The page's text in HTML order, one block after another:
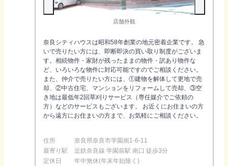
店舗外観
奈良シティハウスは昭和58年創業の地元密着企業です。 急
いで売りたい方には、即断即決の買い取り制度がございま
す。相続物件・家財が残ったままの物件・訳あり物件な
ど、いろいろな物件に対応可能ですのでご相談ください。
また、仲介で売りたい方には、①建物を解体して更地で売
却、②中古住宅、マンションをリフォームして売却、③空
き地は最低年2回草刈りサービス（専任媒介でご依頼の
方）などのサービスもございます。 お近くにお住まいの方
から遠方にお住まいの方まで、お気軽にご相談ください。
住所
奈良県奈良市学園南1-6-11
最寄り駅
近鉄奈良線 学園前駅 南口 徒歩3分
定休日
年中無休(年末年始除く)